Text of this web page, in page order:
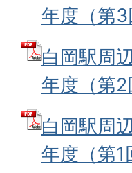
年度（第
白岡駅周
年度（第
白岡駅周
年度（第